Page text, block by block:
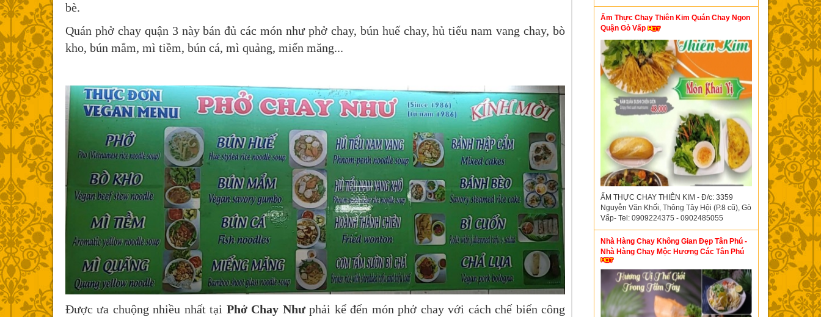
bè.
Quán phở chay quận 3 này bán đủ các món như phở chay, bún huế chay, hủ tiếu nam vang chay, bò
kho, bún mắm, mì tiềm, bún cá, mì quảng, miến măng...
Được ưa chuộng nhiều nhất tại Phở Chay Nhưphải kể đến món phở chay với cách chế biến công
Ẩm Thực Chay Thiên Kim Quán Chay Ngon
Quận Gò Vấp
ẨM THỰC CHAY THIÊN KIM - Đ/c: 3359
Nguyễn Văn Khối, Thông Tây Hội (P.8 cũ), Gò
Vấp- Tel: 0909224375 - 0902485055
Nhà Hàng Chay Không Gian Đẹp Tân Phú -
Nhà Hàng Chay Mộc Hương Các Tân Phú